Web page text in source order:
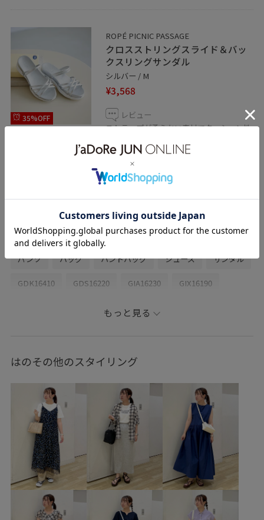
35%OFF
ROPÉ PICNIC PASSAGE
クロスストリングスライド＆バッ
クスリングサンダル
シルバー / M
¥3,568
レビュー
ストラップが柔らかい素材でクッション性
テムです◎
夏コーデ ROPÉ PICNIC ウェーブ
イエベ秋 混合 トップス シャツ/ブラウス
パンツ バッグ ハンドバッグ シューズ サンダル
GDK16410 GDS16220 GIA16230 GIX16190
26SS10 26SS10r
26SSエアリーリネンライク きれいめ
クッション性 コントラスト サステナブル シンプル
スッキリ セットアップ
セットアップ対象商品 ワンピース 上品
安定感 小物 日傘 明るいカラー
柔らかいはき心地 機能素材 異素材ドッキング
もっと見る
はのその他のスタイリング